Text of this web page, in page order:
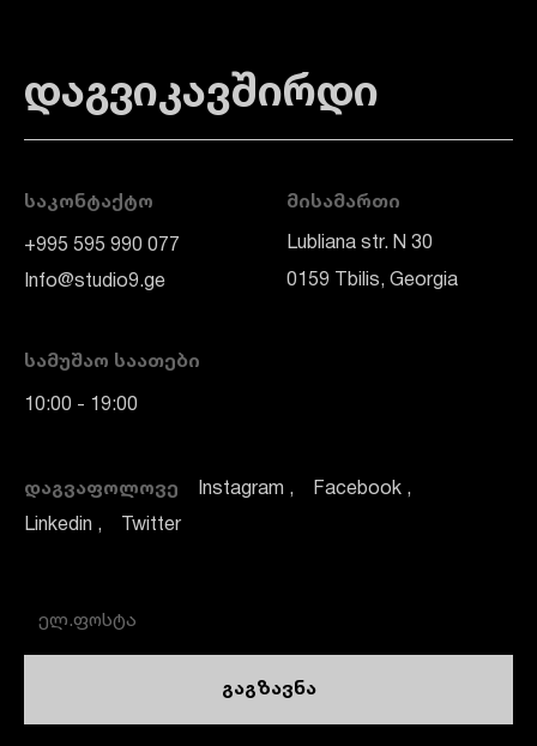
დაგვიკავშირდი
ᲡᲐᲙᲝᲜᲢᲐᲥᲢᲝ
+995 595 990 077
Info@studio9.ge
ᲛᲘᲡᲐᲛᲐᲠᲗᲘ
Lubliana str. N 30
0159 Tbilis, Georgia
ᲓᲐᲒᲕᲐᲤᲝᲚᲝᲕᲔ Instagram Facebook
Linkedin Twitter
ᲡᲐᲛᲣᲨᲐᲝ ᲡᲐᲐᲗᲔᲑᲘ
10:00 - 19:00
გაგზავნა